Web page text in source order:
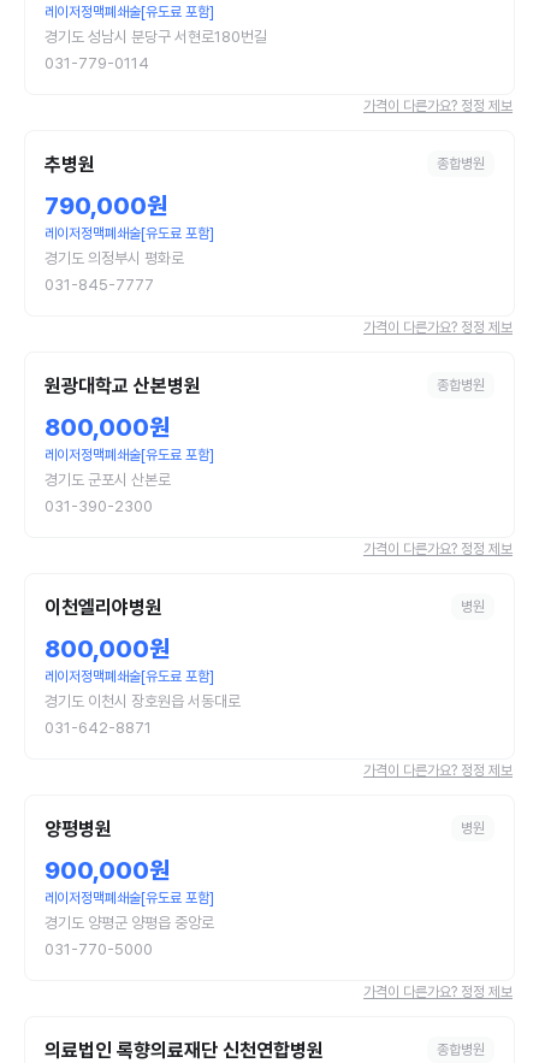
레이저정맥폐쇄술[유도료 포함]
경기도 성남시 분당구 서현로180번길
031-779-0114
가격이 다른가요? 정정 제보
추병원 종합병원
790,000원
레이저정맥폐쇄술[유도료 포함]
경기도 의정부시 평화로
031-845-7777
가격이 다른가요? 정정 제보
원광대학교 산본병원 종합병원
800,000원
레이저정맥폐쇄술[유도료 포함]
경기도 군포시 산본로
031-390-2300
가격이 다른가요? 정정 제보
이천엘리야병원 병원
800,000원
레이저정맥폐쇄술[유도료 포함]
경기도 이천시 장호원읍 서동대로
031-642-8871
가격이 다른가요? 정정 제보
양평병원 병원
900,000원
레이저정맥폐쇄술[유도료 포함]
경기도 양평군 양평읍 중앙로
031-770-5000
가격이 다른가요? 정정 제보
의료법인 록향의료재단 신천연합병원 종합병원